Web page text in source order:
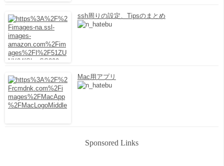
ssh周りの設定、Tipsのまとめ
Mac用アプリ
Sponsored Links